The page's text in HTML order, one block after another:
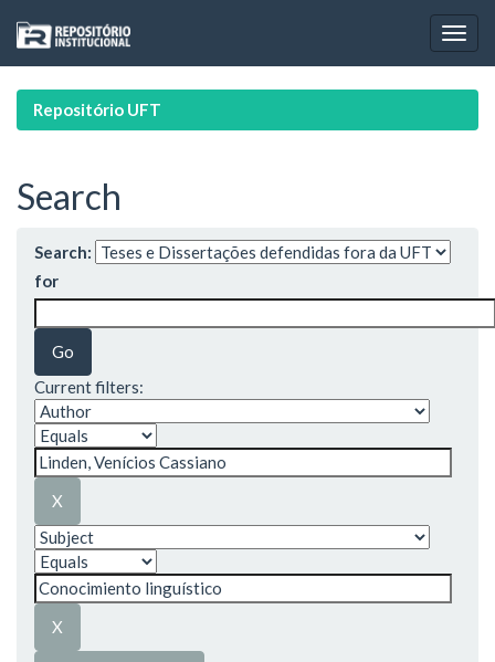
navigation
Repositório UFT
Search
Search:
for
Current filters: